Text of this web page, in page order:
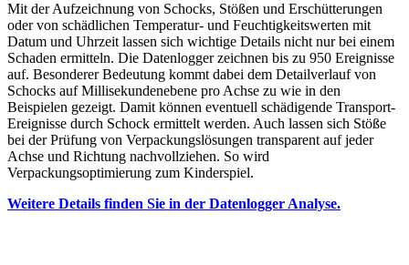
Mit der Aufzeichnung von Schocks, Stößen und Erschütterungen
oder von schädlichen Temperatur- und Feuchtigkeitswerten mit
Datum und Uhrzeit lassen sich wichtige Details nicht nur bei einem
Schaden ermitteln. Die Datenlogger zeichnen bis zu 950 Ereignisse
auf. Besonderer Bedeutung kommt dabei dem Detailverlauf von
Schocks auf Millisekundenebene pro Achse zu wie in den
Beispielen gezeigt. Damit können eventuell schädigende Transport-
Ereignisse durch Schock ermittelt werden. Auch lassen sich Stöße
bei der Prüfung von Verpackungslösungen transparent auf jeder
Achse und Richtung nachvollziehen. So wird
Verpackungsoptimierung zum Kinderspiel.
Weitere Details finden Sie in der Datenlogger Analyse.